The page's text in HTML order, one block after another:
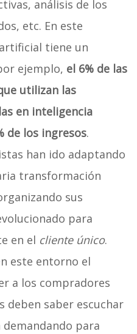
análisis de los
etc. En este
tiene un
ejemplo, el 6% de las
utilizan las
en inteligencia
de los ingresos.
han ido adaptando
transformación
sus
para
en el cliente único.
este entorno el
a los compradores
deben saber escuchar
para